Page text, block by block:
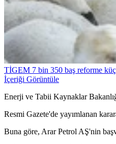
TİGEM 7 bin 350 baş reforme
İçeriği Görüntüle
Enerji ve Tabii Kaynaklar
Resmi Gazete'de yayımlanan
Buna göre, Arar Petrol AŞ'nin